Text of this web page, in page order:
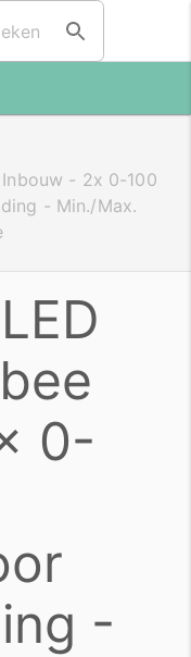
- 2x 0-100
- Min./Max.
0-
-